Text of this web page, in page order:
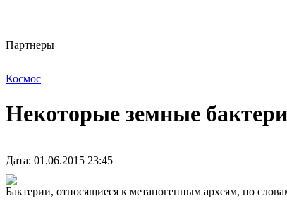
Партнеры
Космос
Некоторые земные
Дата: 01.06.2015 23:45
Бактерии, относящиеся к метаногенным археям, по